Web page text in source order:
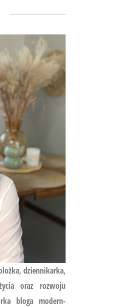
dziennikarka,
oraz rozwoju
bloga modern-